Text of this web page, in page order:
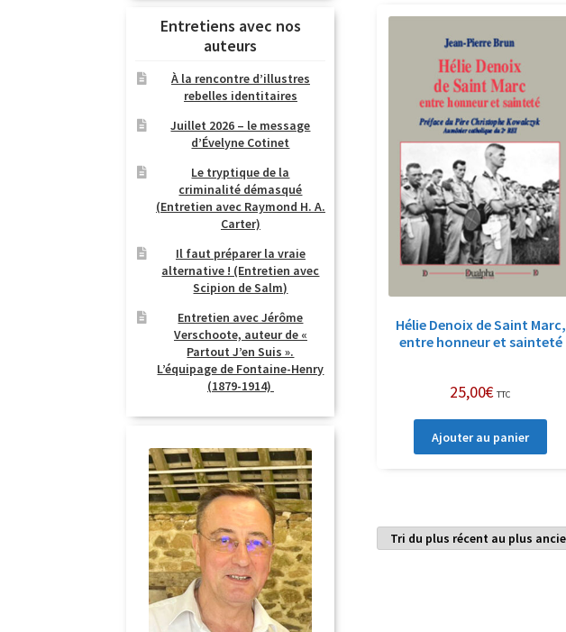
Hélie Denoix de Saint Marc,
entre honneur et sainteté
25,00€ TTC
Ajouter au panier
Entretiens avec nos
auteurs
À la rencontre d’illustres
rebelles identitaires
Juillet 2026 – le message
d’Évelyne Cotinet
Le tryptique de la
criminalité démasqué
(Entretien avec Raymond H. A.
Carter)
Il faut préparer la vraie
alternative ! (Entretien avec
Scipion de Salm)
Entretien avec Jérôme
Verschoote, auteur de «
Partout J’en Suis ».
L’équipage de Fontaine-Henry
(1879-1914)